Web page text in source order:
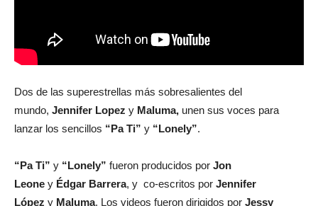
Dos de las superestrellas más sobresalientes del
mundo, Jennifer Lopez y Maluma, unen sus voces para
lanzar los sencillos “Pa Ti” y “Lonely”.
“Pa Ti” y “Lonely” fueron producidos por Jon
Leone y Édgar Barrera, y co-escritos por Jennifer
López y Maluma. Los videos fueron dirigidos por Jessy